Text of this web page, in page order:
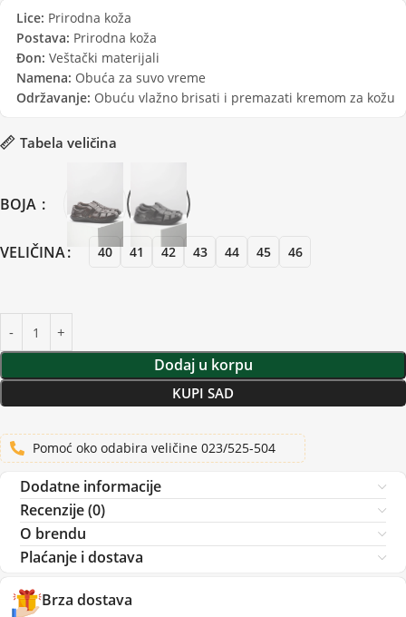
Lice: Prirodna koža
Postava: Prirodna koža
Đon: Veštački materijali
Namena: Obuća za suvo vreme
Održavanje: Obuću vlažno brisati i premazati kremom za kožu
Tabela veličina
BOJA
VELIČINA 40 41 42 43 44 45 46
Dodaj u korpu
KUPI SAD
Pomoć oko odabira veličine 023/525-504
Dodatne informacije
Recenzije (0)
O brendu
Plaćanje i dostava
Brza dostava